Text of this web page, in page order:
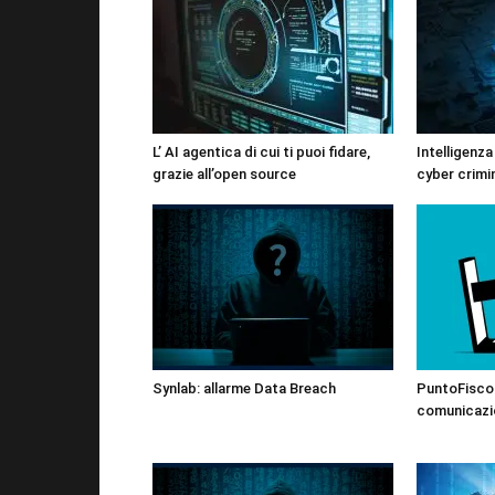
L’ AI agentica di cui ti puoi fidare,
grazie all’open source
cyber
Synlab: allarme Data Breach